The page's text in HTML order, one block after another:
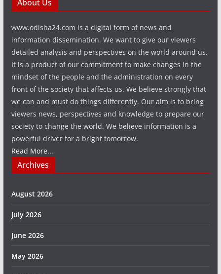
About Us
www.odisha24.com is a digital form of news and
information dissemination. We want to give our viewers
detailed analysis and perspectives on the world around us.
It is a product of our commitment to make changes in the
mindset of the people and the administration on every
front of the society that affects us. We believe strongly that
we can and must do things differently. Our aim is to bring
viewers news, perspectives and knowledge to prepare our
society to change the world. We believe information is a
powerful driver for a bright tomorrow.
Read More...
Archives
August 2026
July 2026
June 2026
May 2026